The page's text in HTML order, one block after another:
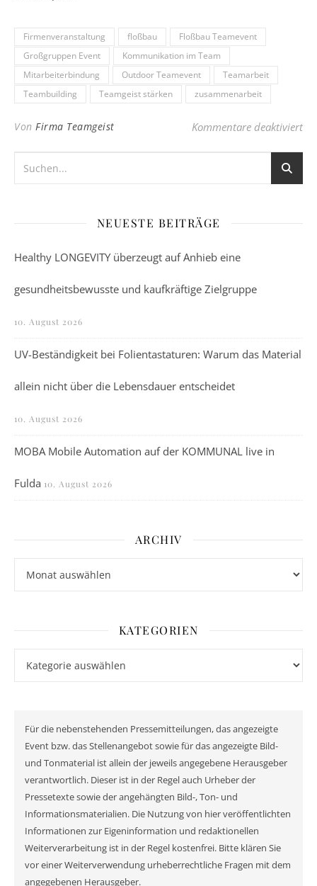
Firmenveranstaltung floßbau
Floßbau Teamevent
Großgruppen Event
Kommunikation im Team
Mitarbeiterbindung
Outdoor Teamevent
Teamarbeit
Teambuilding
Teamgeist stärken zusammenarbeit
Von Firma Teamgeist Kommentare deaktiviertfür
NEUESTE BEITRÄGE
Healthy LONGEVITY überzeugt auf Anhieb eine
gesundheitsbewusste und kaufkräftige Zielgruppe
10. August 2026
UV-Beständigkeit bei Folientastaturen: Warum das Material
allein nicht über die Lebensdauer entscheidet
10. August 2026
MOBA Mobile Automation auf der KOMMUNAL live in
Fulda 10. August 2026
ARCHIV
KATEGORIEN
Für die nebenstehenden Pressemitteilungen, das angezeigte
Event bzw. das Stellenangebot sowie für das angezeigte Bild-
und Tonmaterial ist allein der jeweils angegebene Herausgeber
verantwortlich. Dieser ist in der Regel auch Urheber der
Pressetexte sowie der angehängten Bild-, Ton- und
Informationsmaterialien. Die Nutzung von hier veröffentlichten
Informationen zur Eigeninformation und redaktionellen
Weiterverarbeitung ist in der Regel kostenfrei. Bitte klären Sie
vor einer Weiterverwendung urheberrechtliche Fragen mit dem
angegebenen Herausgeber.